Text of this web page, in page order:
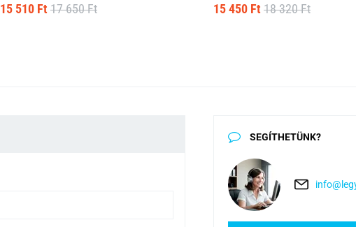
15 510 Ft 17 650 Ft 15 450 Ft 18 320 Ft
SEGÍTHETÜNK?